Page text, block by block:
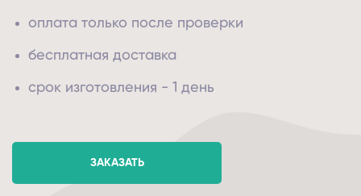
оплата только после проверки
бесплатная доставка
срок изготовления - 1 день
ЗАКАЗАТЬ